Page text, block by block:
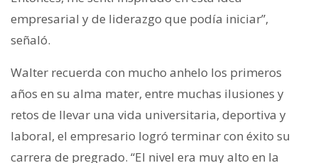
empresarial y de liderazgo que podía iniciar”,
señaló.
Walter recuerda con mucho anhelo los primeros
años en su alma mater, entre muchas ilusiones y
retos de llevar una vida universitaria, deportiva y
laboral, el empresario logró terminar con éxito su
carrera de pregrado. “El nivel era muy alto en la